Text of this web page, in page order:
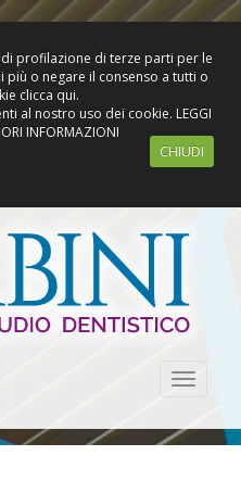
profilazione di terze parti per le
più o negare il consenso a tutti o
clicca qui.
al nostro uso dei cookie. LEGGI
INFORMAZIONI
CHIUDI
Toggle